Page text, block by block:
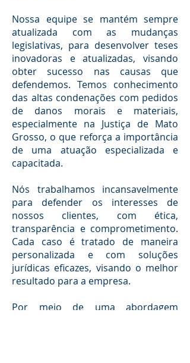
Nossa equipe se mantém sempre
atualizada com as mudanças
legislativas, para desenvolver teses
inovadoras e atualizadas, visando
obter sucesso nas causas que
defendemos. Temos conhecimento
das altas condenações com pedidos
de danos morais e materiais,
especialmente na Justiça de Mato
Grosso, o que reforça a importância
de uma atuação especializada e
capacitada.
Nós trabalhamos incansavelmente
para defender os interesses de
nossos clientes, com ética,
transparência e comprometimento.
Cada caso é tratado de maneira
personalizada e com soluções
jurídicas eficazes, visando o melhor
resultado para a empresa.
Por meio de uma abordagem